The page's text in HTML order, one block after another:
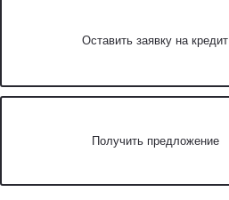
Оставить заявку на кредит
Получить предложение